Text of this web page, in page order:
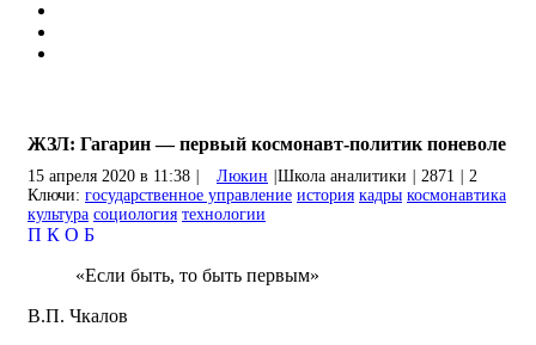
ЖЗЛ: Гагарин — первый космонавт-политик поневоле
15 апреля 2020 в 11:38 Люкин Школа аналитики 2871
2
Ключи: государственное управление история кадры космонавтика
культура социология технологии
П К О Б
«Если быть, то быть первым»
В.П. Чкалов